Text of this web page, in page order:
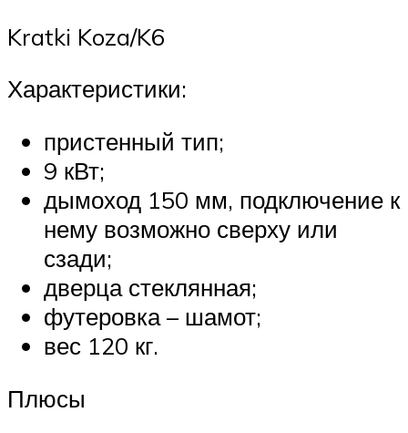
Kratki Koza/K6
Характеристики:
пристенный тип;
9 кВт;
дымоход 150 мм, подключение к
нему возможно сверху или
сзади;
дверца стеклянная;
футеровка – шамот;
вес 120 кг.
Плюсы